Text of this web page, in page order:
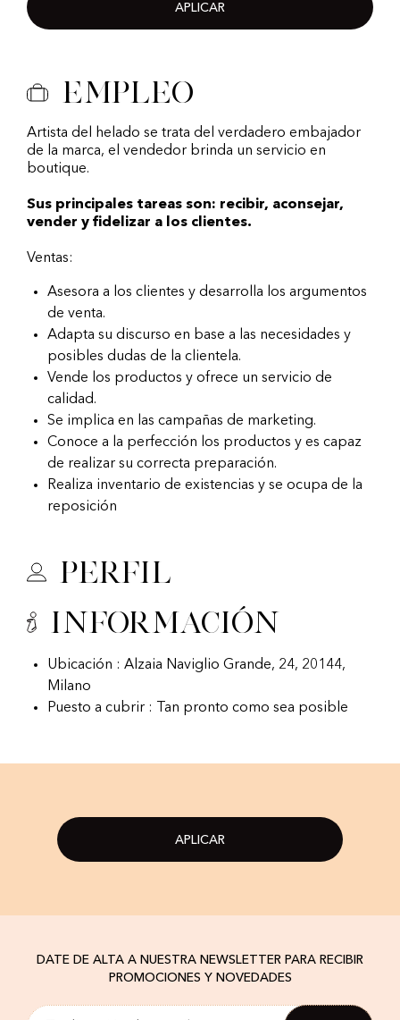
APLICAR
Empleo
Artista del helado se trata del verdadero embajador
de la marca, el vendedor brinda un servicio en
boutique.
Sus principales tareas son: recibir, aconsejar,
vender y fidelizar a los clientes.
Ventas:
Asesora a los clientes y desarrolla los argumentos
de venta.
Adapta su discurso en base a las necesidades y
posibles dudas de la clientela.
Vende los productos y ofrece un servicio de
calidad.
Se implica en las campañas de marketing.
Conoce a la perfección los productos y es capaz
de realizar su correcta preparación.
Realiza inventario de existencias y se ocupa de la
reposición
Perfil
Información
Ubicación : Alzaia Naviglio Grande, 24, 20144,
Milano
Puesto a cubrir : Tan pronto como sea posible
APLICAR
DATE DE ALTA A NUESTRA NEWSLETTER PARA RECIBIR
PROMOCIONES Y NOVEDADES